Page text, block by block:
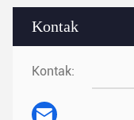
Kontak
Kontak: